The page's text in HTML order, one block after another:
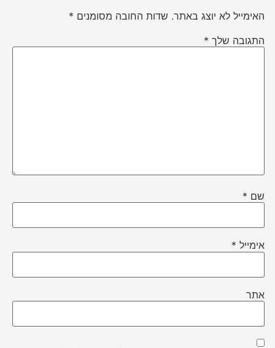
האימייל לא יוצג באתר. שדות החובה מסומנים *
התגובה שלך *
שם *
אימייל *
אתר